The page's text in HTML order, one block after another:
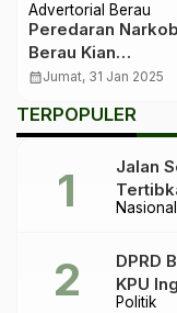
Advertorial Berau
Peredaran
Berau Kian
Mengkhawatirkan,
BB 44,48 Gram
calendar_monthJumat, 31 Jan 2025
TERPOPULER
Nasional
Jalan
Politik
DPRD
KPU